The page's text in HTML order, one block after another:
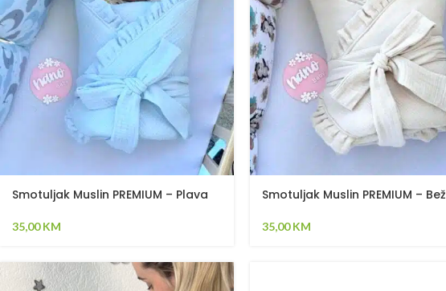
Smotuljak Muslin PREMIUM – Plava
35,00KM
Smotuljak Muslin PREMIUM – Bež
35,00KM